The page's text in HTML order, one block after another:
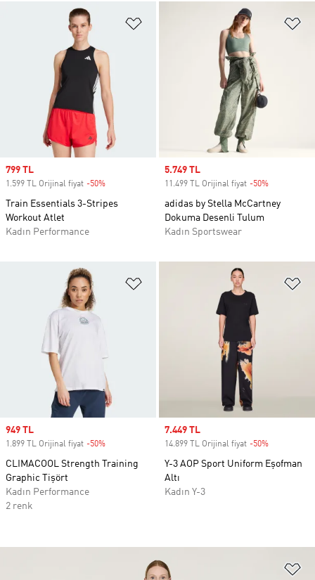
Favori Listesine Ekle
Sale price
799 TL
1.599 TL Orijinal fiyat -50%
Train Essentials 3-Stripes
Workout Atlet
Kadın Performance
Sale price
5.749 TL
11.499 TL Orijinal fiyat -50%
adidas by Stella McCartney
Dokuma Desenli Tulum
Kadın Sportswear
Favori Listesine Ekle
Sale price
949 TL
1.899 TL Orijinal fiyat -50%
CLIMACOOL Strength Training
Graphic Tişört
Kadın Performance
2 renk
Sale price
7.449 TL
14.899 TL Orijinal fiyat -50%
Y-3 AOP Sport Uniform Eşofman
Altı
Kadın Y-3